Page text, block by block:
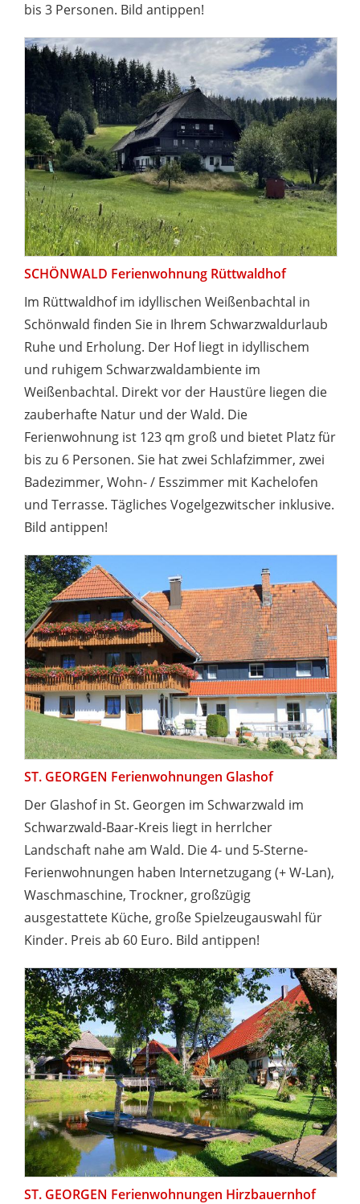
bis 3 Personen. Bild antippen!
SCHÖNWALD Ferienwohnung Rüttwaldhof
Im Rüttwaldhof im idyllischen Weißenbachtal in
Schönwald finden Sie in Ihrem Schwarzwaldurlaub
Ruhe und Erholung. Der Hof liegt in idyllischem
und ruhigem Schwarzwaldambiente im
Weißenbachtal. Direkt vor der Haustüre liegen die
zauberhafte Natur und der Wald. Die
Ferienwohnung ist 123 qm groß und bietet Platz für
bis zu 6 Personen. Sie hat zwei Schlafzimmer, zwei
Badezimmer, Wohn- / Esszimmer mit Kachelofen
und Terrasse. Tägliches Vogelgezwitscher inklusive.
Bild antippen!
ST. GEORGEN Ferienwohnungen Glashof
Der Glashof in St. Georgen im Schwarzwald im
Schwarzwald-Baar-Kreis liegt in herrlcher
Landschaft nahe am Wald. Die 4- und 5-Sterne-
Ferienwohnungen haben Internetzugang (+ W-Lan),
Waschmaschine, Trockner, großzügig
ausgestattete Küche, große Spielzeugauswahl für
Kinder. Preis ab 60 Euro. Bild antippen!
ST. GEORGEN Ferienwohnungen Hirzbauernhof